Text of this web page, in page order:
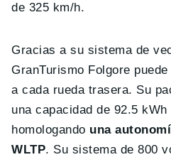
de 325 km/h.
Gracias a su sistema de
GranTurismo Folgore
a cada rueda trasera. Su
una capacidad de 92.5
homologando una
WLTP. Su sistema de 800